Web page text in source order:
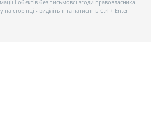
і об’єктів без письмової згоди правовласника.
сторінці - виділіть її та натисніть Ctrl + Enter